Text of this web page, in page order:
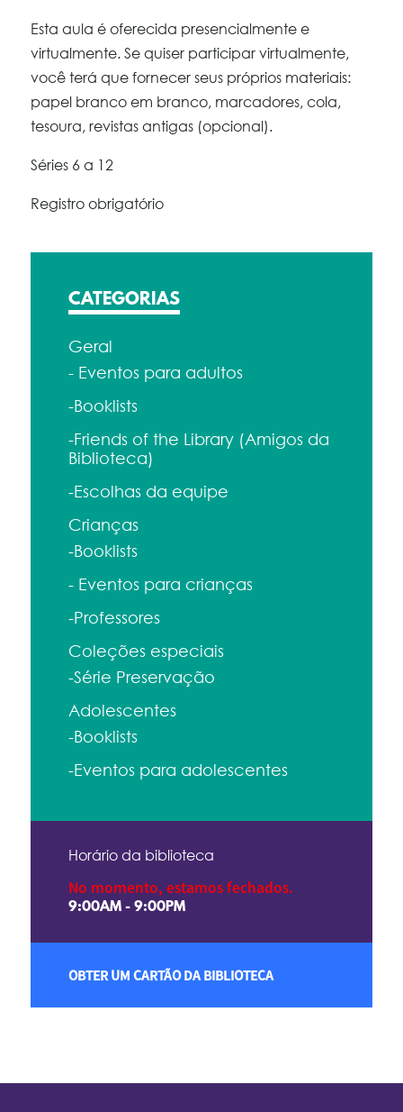
Esta aula é oferecida presencialmente e
virtualmente. Se quiser participar virtualmente,
você terá que fornecer seus próprios materiais:
papel branco em branco, marcadores, cola,
tesoura, revistas antigas (opcional).
Séries 6 a 12
Registro obrigatório
CATEGORIAS
Geral
- Eventos para adultos
-Booklists
-Friends of the Library (Amigos da
Biblioteca)
-Escolhas da equipe
Crianças
-Booklists
- Eventos para crianças
-Professores
Coleções especiais
-Série Preservação
Adolescentes
-Booklists
-Eventos para adolescentes
Horário da biblioteca
No momento, estamos fechados.
9:00AM - 9:00PM
OBTER UM CARTÃO DA BIBLIOTECA